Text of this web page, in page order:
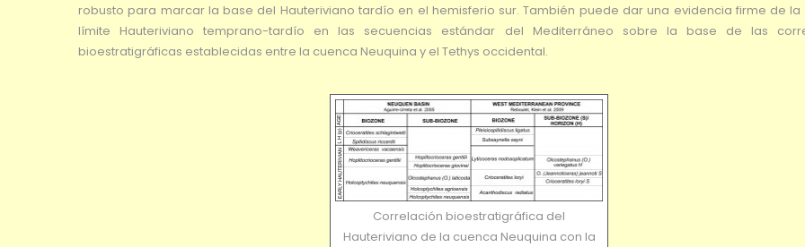
robusto para marcar la base del Hauteriviano tardío en el hemisferio sur. También puede dar una evidencia firme de
límite Hauteriviano temprano-tardío en las secuencias estándar del Mediterráneo sobre la base de las
bioestratigráficas establecidas entre la cuenca Neuquina y el Tethys occidental.
Correlación bioestratigráfica del
Hauteriviano de la cuenca Neuquina con la